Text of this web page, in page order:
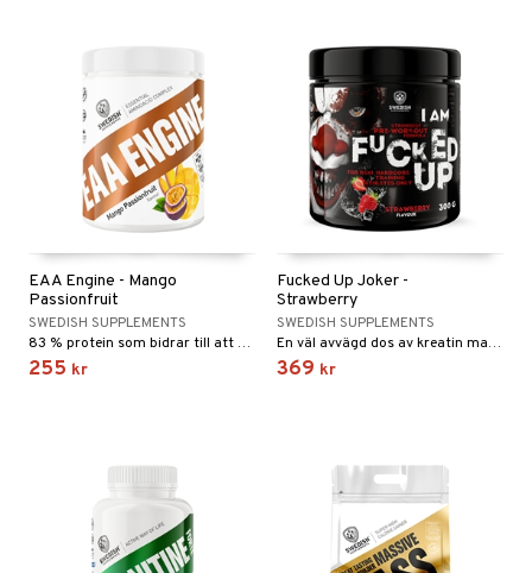
EAA Engine - Mango
Passionfruit
SWEDISH SUPPLEMENTS
83 % protein som bidrar till att öka och bibehålla muskelmassan.
255 kr
Fucked Up Joker -
Strawberry
SWEDISH SUPPLEMENTS
En väl avvägd dos av kreatin malat, beta alanin, adaptogener och uppiggande samt fokushöjande ämnen.
369 kr